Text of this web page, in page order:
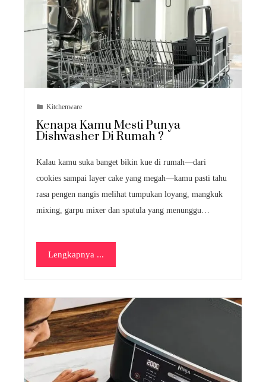
Kitchenware
Kenapa Kamu Mesti Punya
Dishwasher Di Rumah ?
Kalau kamu suka banget bikin kue di rumah—dari
cookies sampai layer cake yang megah—kamu pasti tahu
rasa pengen nangis melihat tumpukan loyang, mangkuk
mixing, garpu mixer dan spatula yang menunggu…
Lengkapnya ...